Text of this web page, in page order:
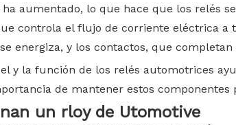
aumentado, lo que hace que los relés
controla el flujo de corriente eléctrica a
energiza, y los contactos, que
y la función de los relés automotrices
de mantener estos
un rloy de Utomotive